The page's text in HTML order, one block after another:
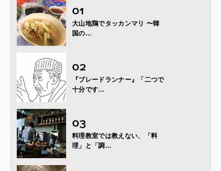
大山地鶏でタッカンマリ 〜韓
国の…
『ブレードランナー』「二つで
十分です…
料理教室では教えない、「料
理」と「調…